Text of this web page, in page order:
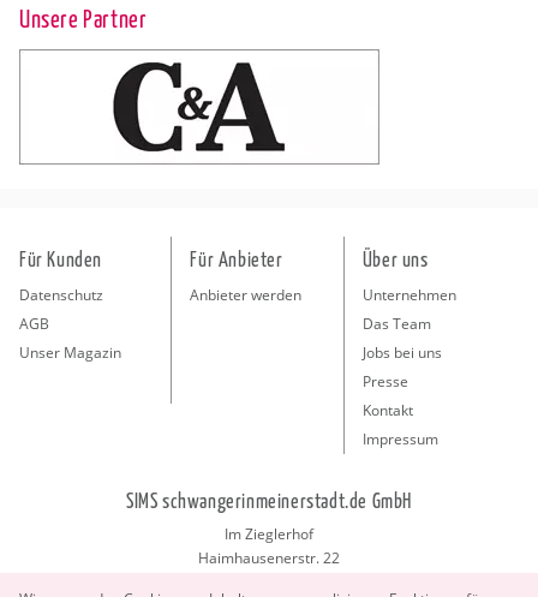
Unsere Partner
Für Kunden
Datenschutz
AGB
Unser Magazin
Für Anbieter
Anbieter werden
Über uns
Unternehmen
Das Team
Jobs bei uns
Presse
Kontakt
Impressum
SIMS schwangerinmeinerstadt.de GmbH
Im Zieglerhof
Haimhausenerstr. 22